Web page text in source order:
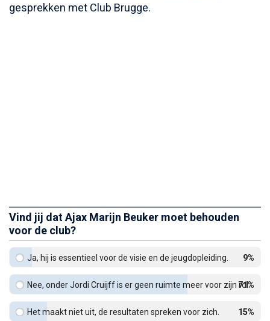
gesprekken met Club Brugge.
Vind jij dat Ajax Marijn Beuker moet behouden
voor de club?
Ja, hij is essentieel voor de visie en de jeugdopleiding. 9%
Nee, onder Jordi Cruijff is er geen ruimte meer voor zijn rol.
71%
Het maakt niet uit, de resultaten spreken voor zich. 15%